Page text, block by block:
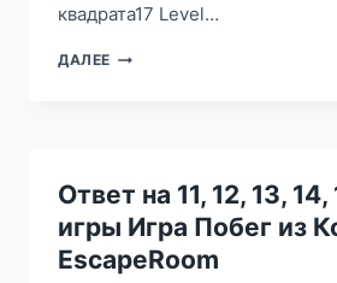
квадрата17 Level…
ДАЛЕЕ ОТВЕТ
20
УРОВЕНЬ
ИГРЫ
ИГРА
ПОБЕГ
Ответ на 11, 12, 13,
игры Игра Побег из
EscapeRoom